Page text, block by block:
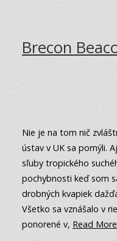
Brecon
Nie je na tom nič
ústav v UK sa pomýli.
sľuby tropického
pochybnosti keď som
drobných kvapiek
Všetko sa vznášalo v
ponorené v, Read More